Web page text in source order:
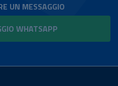
UN MESSAGGIO
WHATSAPP